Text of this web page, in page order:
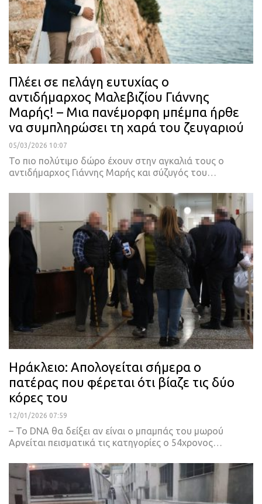
Πλέει σε πελάγη ευτυχίας ο
αντιδήμαρχος Μαλεβιζίου Γιάννης
Μαρής! – Μια πανέμορφη μπέμπα ήρθε
να συμπληρώσει τη χαρά του ζευγαριού
05/03/2026 10:07
Το πιο πολύτιμο δώρο έχουν στην αγκαλιά τους ο
αντιδήμαρχος Γιάννης Μαρής και σύζυγός του…
Ηράκλειο: Απολογείται σήμερα ο
πατέρας που φέρεται ότι βίαζε τις δύο
κόρες του
12/01/2026 07:59
– Το DNA θα δείξει αν είναι ο μπαμπάς του μωρού
Αρνείται πεισματικά τις κατηγορίες ο 54χρονος…